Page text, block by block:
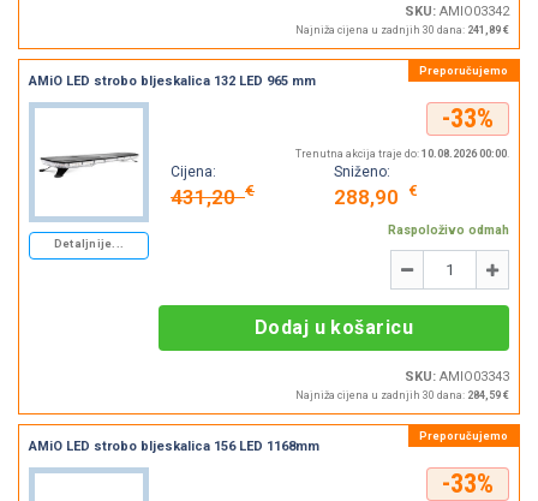
SKU: AMIO03342
Najniža cijena u zadnjih 30 dana: 241,89 €
Detaljnije...
AMiO LED strobo bljeskalica 132 LED 965 mm
-33%
Trenutna akcija traje do: 10.08.2026 00:00.
Cijena:
431,20€
Sniženo:
288,90 €
Raspoloživo odmah
- +
Dodaj u košaricu
SKU: AMIO03343
Najniža cijena u zadnjih 30 dana: 284,59 €
AMiO LED strobo bljeskalica 156 LED 1168mm
-33%